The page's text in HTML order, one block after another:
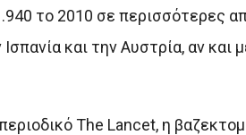
το 2010 σε περισσότερες
και την Αυστρία, αν και
The Lancet, η